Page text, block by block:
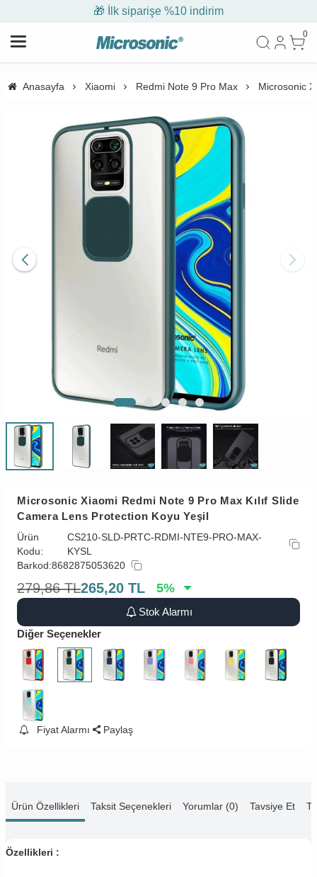
🎁 İlk siparişe %10 indirim
0
Anasayfa Xiaomi Redmi Note 9 Pro Max Microsonic
Microsonic Xiaomi Redmi Note 9 Pro Max Kılıf Slide
Camera Lens Protection Koyu Yeşil
Ürün
Kodu:
CS210-SLD-PRTC-RDMI-NTE9-PRO-MAX-
KYSL
Barkod:8682875053620
279,86 TL265,20 TL 5%
Stok Alarmı
Diğer Seçenekler
Fiyat Alarmı Paylaş
Ürün Özellikleri Taksit Seçenekleri Yorumlar (0) Tavsiye Et
Özellikleri :